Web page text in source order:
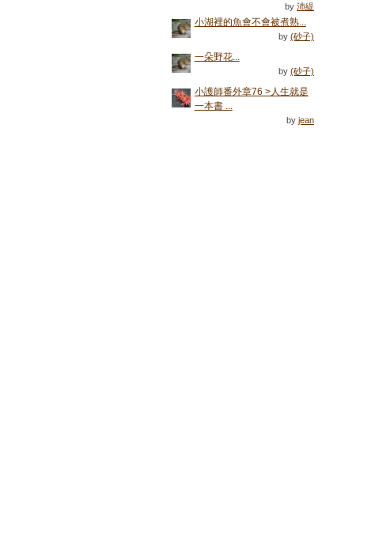
by沛緹
小湖裡的魚會不會被煮熟...
by(砂子)
一朵野花...
by(砂子)
小護師番外章76 >人生就是
一本書 ...
byjean